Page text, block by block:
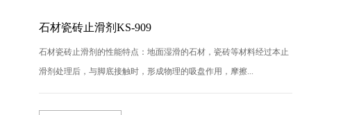
石材瓷砖止滑剂KS-909
石材瓷砖止滑剂的性能特点：地面湿滑的石材，瓷砖等材料经过本止
滑剂处理后，与脚底接触时，形成物理的吸盘作用，摩擦...